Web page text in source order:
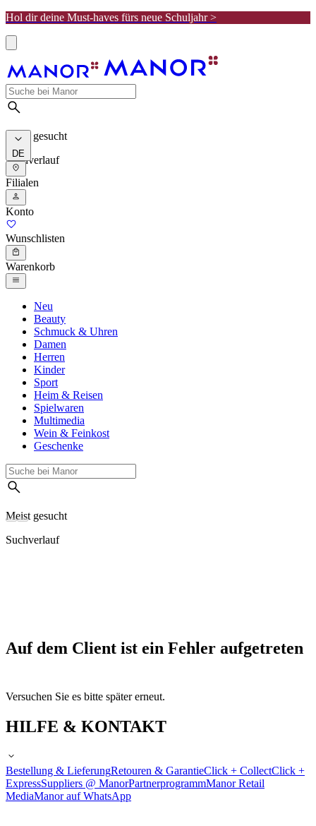
Hol dir deine Must-haves fürs neue Schuljahr >
Meist gesucht
Suchverlauf
DE
Filialen
Konto
Wunschlisten
Warenkorb
Neu
Beauty
Schmuck & Uhren
Damen
Herren
Kinder
Sport
Heim & Reisen
Spielwaren
Multimedia
Wein & Feinkost
Geschenke
Meist gesucht
Suchverlauf
Auf dem Client ist ein Fehler aufgetreten
Versuchen Sie es bitte später erneut.
HILFE & KONTAKT
Bestellung & LieferungRetouren & GarantieClick + CollectClick +
ExpressSuppliers @ ManorPartnerprogrammManor Retail
MediaManor auf WhatsApp